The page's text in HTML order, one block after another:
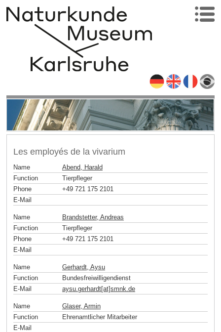
Les employés de la vivarium
Name
Abend, Harald
Function
Tierpfleger
Phone
+49 721 175 2101
E-Mail
Name
Brandstetter, Andreas
Function
Tierpfleger
Phone
+49 721 175 2101
E-Mail
Name
Gerhardt, Aysu
Function
Bundesfreiwilligendienst
E-Mail
aysu.gerhardt[at]smnk.de
Name
Glaser, Armin
Function
Ehrenamtlicher Mitarbeiter
E-Mail